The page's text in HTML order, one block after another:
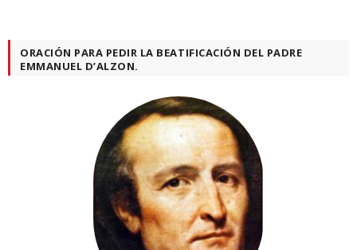
ORACIÓN PARA PEDIR LA BEATIFICACIÓN DEL PADRE
EMMANUEL D’ALZON.